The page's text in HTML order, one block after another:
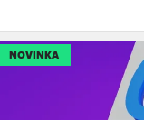
NOVINKA